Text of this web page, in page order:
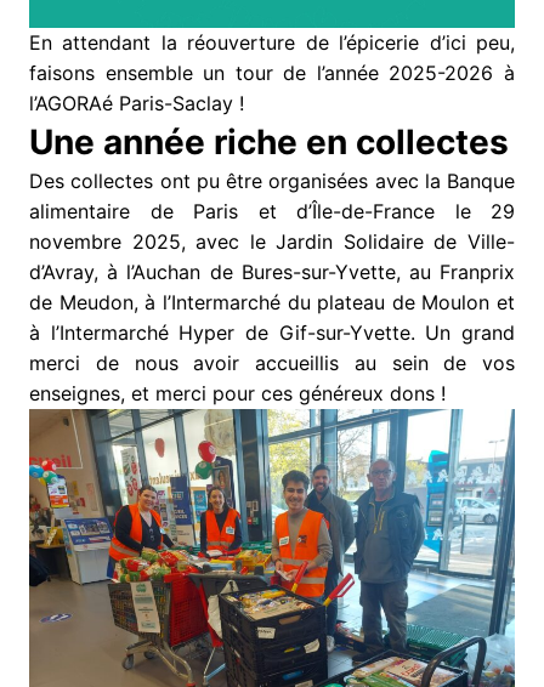
En attendant la réouverture de l’épicerie d’ici peu,
faisons ensemble un tour de l’année 2025-2026 à
l’AGORAé Paris-Saclay !
Une année riche en collectes
Des collectes ont pu être organisées avec la Banque
alimentaire de Paris et d’Île-de-France le 29
novembre 2025, avec le Jardin Solidaire de Ville-
d’Avray, à l’Auchan de Bures-sur-Yvette, au Franprix
de Meudon, à l’Intermarché du plateau de Moulon et
à l’Intermarché Hyper de Gif-sur-Yvette. Un grand
merci de nous avoir accueillis au sein de vos
enseignes, et merci pour ces généreux dons !